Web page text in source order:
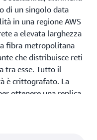
di un singolo data
in una regione AWS
a elevata larghezza
fibra metropolitana
che distribuisce reti
tra esse. Tutto il
è crittografato. La
ottenere una replica
molto semplice.